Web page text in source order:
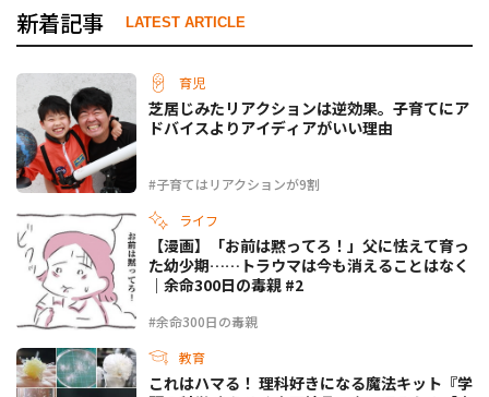
新着記事 LATEST ARTICLE
育児
#子育てはリアクションが9割
芝居じみたリアクションは逆効果。子育てにア
ドバイスよりアイディアがいい理由
ライフ
#余命300日の毒親
【漫画】「お前は黙ってろ！」父に怯えて育っ
た幼少期……トラウマは今も消えることはなく
｜余命300日の毒親 #2
教育
これはハマる！ 理科好きになる魔法キット『学